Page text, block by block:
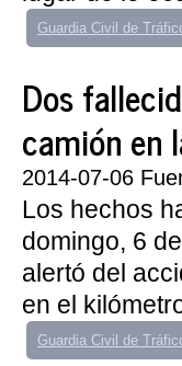
Guardia Civil de
Dos
camión en
2014-07-06
Los hechos
domingo, 6
alertó del
en el
Guardia Civil de